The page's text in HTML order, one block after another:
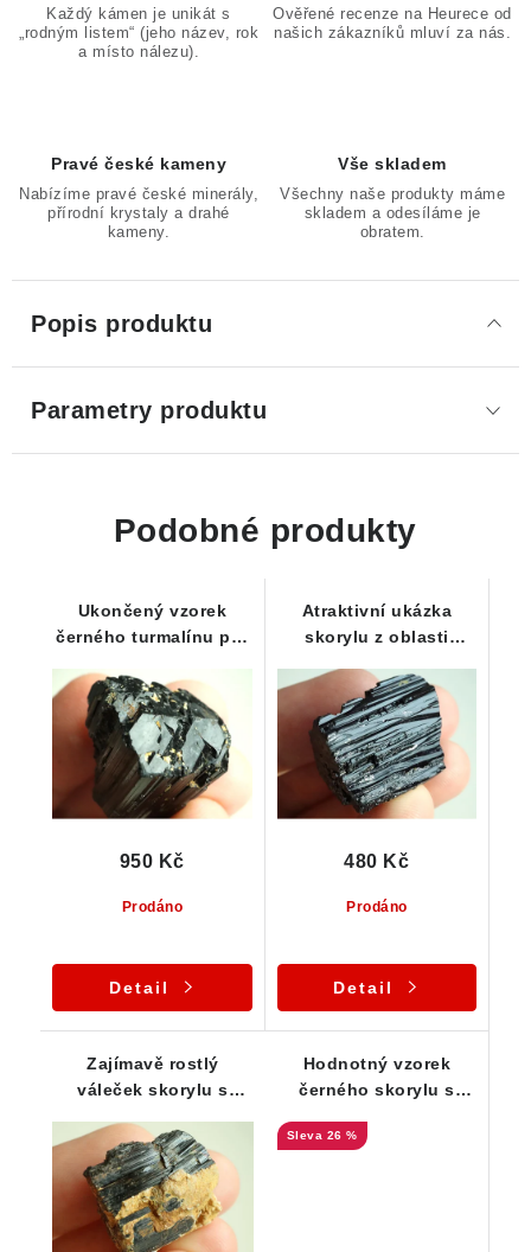
Každý kámen je unikát s
„rodným listem“ (jeho název, rok
a místo nálezu).
Ověřené recenze na Heurece od
našich zákazníků mluví za nás.
Pravé české kameny
Nabízíme pravé české minerály,
přírodní krystaly a drahé
kameny.
Vše skladem
Všechny naše produkty máme
skladem a odesíláme je
obratem.
Popis produktu
Parametry produktu
Podobné produkty
Ukončený vzorek
černého turmalínu pro
Prodáno
950 Kč
Detail
Atraktivní ukázka
skorylu z oblasti
g
Prodáno
480 Kč
Detail
Zajímavě rostlý
váleček skorylu s
Hodnotný vzorek
černého skorylu s
26 %